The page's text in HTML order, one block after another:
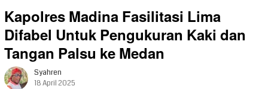
Kapolres Madina Fasilitasi Lima
Difabel Untuk Pengukuran Kaki dan
Tangan Palsu ke Medan
Syahren
18 April 2025